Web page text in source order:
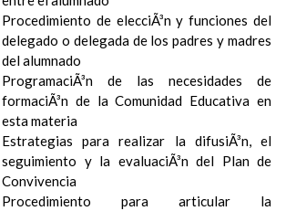
Procedimiento de elecciÃ³n y funciones del
delegado o delegada de los padres y madres
del alumnado
ProgramaciÃ³n de las necesidades de
formaciÃ³n de la Comunidad Educativa en
esta materia
Estrategias para realizar la difusiÃ³n, el
seguimiento y la evaluaciÃ³n del Plan de
Convivencia
Procedimiento para articular la